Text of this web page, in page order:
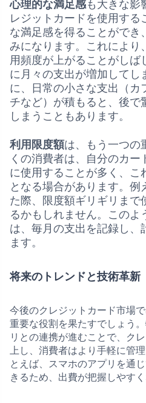
心理的な満足感も大きな影
レジットカードを使用する
な満足感を得ることができ
みになります。これにより
用頻度が上がることがしば
に月々の支出が増加してし
に、日常の小さな支出（カ
チなど）が積もると、後で
しまうこともあります。
利用限度額は、もう一つの
くの消費者は、自分のカ
に使用することが多く、こ
となる場合があります。例
た際、限度額ギリギリまで
るかもしれません。このよ
は、毎月の支出を記録し、
ます。
将来のトレンドと技術革新
今後のクレジットカード市場で
重要な役割を果たすでしょう
リとの連携が進むことで、ク
上し、消費者はより手軽に管
とえば、スマホのアプリを通
きるため、出費が把握しやすく